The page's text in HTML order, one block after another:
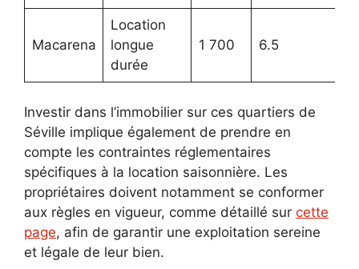
Macarena
Location
longue
durée
1 700 6.5
Investir dans l’immobilier sur ces quartiers de
Séville implique également de prendre en
compte les contraintes réglementaires
spécifiques à la location saisonnière. Les
propriétaires doivent notamment se conformer
aux règles en vigueur, comme détaillé sur cette
page, afin de garantir une exploitation sereine
et légale de leur bien.